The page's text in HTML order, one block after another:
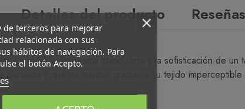
Detalles del producto Reseñas
alta de efecto vientre plano forte y la sofisticación de un
perfecta y que no marcan gracias a su tejido
de terceros para mejorar
relacionada con sus
hábitos de navegación. Para
el botón Acepto.